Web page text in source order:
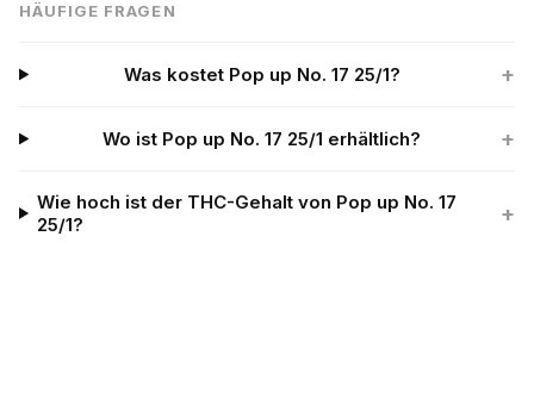
HÄUFIGE FRAGEN
Was kostet Pop up No. 17 25/1? +
Wo ist Pop up No. 17 25/1 erhältlich? +
Wie hoch ist der THC-Gehalt von Pop up No. 17
25/1?
+